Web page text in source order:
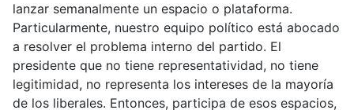
lanzar semanalmente un espacio o plataforma.
Particularmente, nuestro equipo político está abocado
a resolver el problema interno del partido. El
presidente que no tiene representatividad, no tiene
legitimidad, no representa los intereses de la mayoría
de los liberales. Entonces, participa de esos espacios,